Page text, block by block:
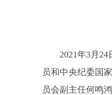
2021年3月24日
员和中央纪委国
员会副主任何鸣